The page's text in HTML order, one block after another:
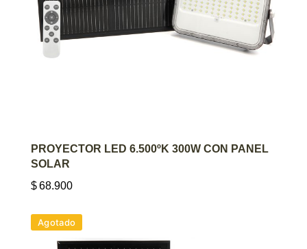
AGREGAR AL CARRITO
PROYECTOR LED 6.500ºK 300W CON PANEL
SOLAR
$68.900
Agotado